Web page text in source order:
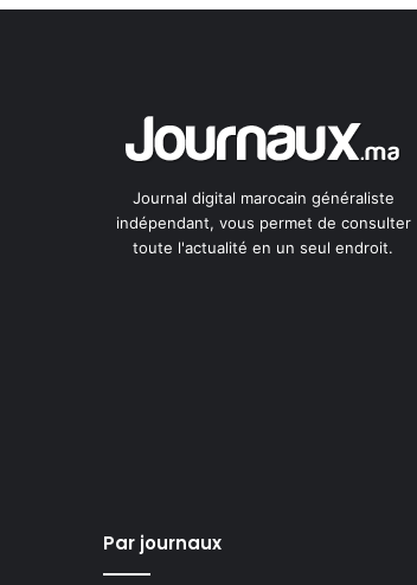
Journal digital marocain généraliste
indépendant, vous permet de consulter
toute l'actualité en un seul endroit.
Par journaux